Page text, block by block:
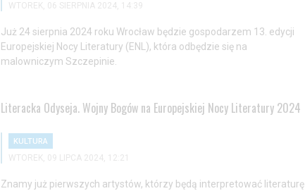
WTOREK, 06 SIERPNIA 2024, 14:39
Już 24 sierpnia 2024 roku Wrocław będzie gospodarzem 13. edycji
Europejskiej Nocy Literatury (ENL), która odbędzie się na
malowniczym Szczepinie.
Literacka Odyseja. Wojny Bogów na Europejskiej Nocy Literatury 2024
KULTURA
WTOREK, 09 LIPCA 2024, 12:21
Znamy już pierwszych artystów, którzy będą interpretować literaturę